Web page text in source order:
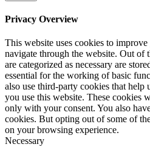
Privacy Overview
This website uses cookies to
navigate through the website. Out of
are categorized as necessary are
essential for the working of basic
also use third-party cookies that help
you use this website. These cookies
only with your consent. You also
cookies. But opting out of some of
on your browsing experience.
Necessary